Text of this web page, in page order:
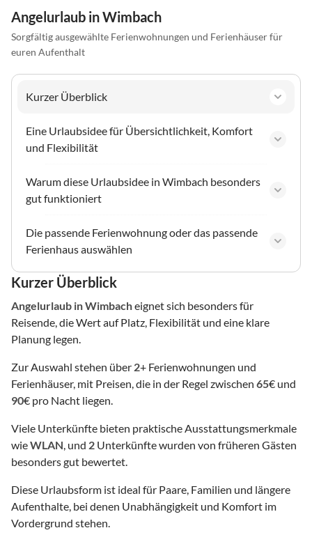
Angelurlaub in Wimbach
Sorgfältig ausgewählte Ferienwohnungen und Ferienhäuser für
euren Aufenthalt
Kurzer Überblick
Eine Urlaubsidee für Übersichtlichkeit, Komfort
und Flexibilität
Warum diese Urlaubsidee in Wimbach besonders
gut funktioniert
Die passende Ferienwohnung oder das passende
Ferienhaus auswählen
Kurzer Überblick
Angelurlaub in Wimbacheignet sich besonders für
Reisende, die Wert auf Platz, Flexibilität und eine klare
Planung legen.
Zur Auswahl stehen über 2+ Ferienwohnungen und
Ferienhäuser, mit Preisen, die in der Regel zwischen 65€ und
90€ pro Nacht liegen.
Viele Unterkünfte bieten praktische Ausstattungsmerkmale
wieWLAN , und 2 Unterkünfte wurden von früheren Gästen
besonders gut bewertet.
Diese Urlaubsform ist ideal für Paare, Familien und längere
Aufenthalte, bei denen Unabhängigkeit und Komfort im
Vordergrund stehen.